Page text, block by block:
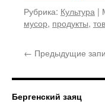
Рубрика: Культура |
мусор, продукты,
← Предыдущие
Бергенский заяц